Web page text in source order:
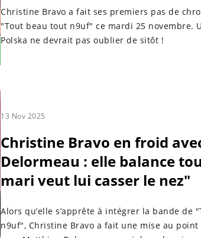
Christine Bravo a fait ses premiers pas de
"Tout beau tout n9uf" ce mardi 25 novembre.
Polska ne devrait pas oublier de sitôt !
13 Nov 2025
Christine Bravo en froid
Delormeau : elle balance
mari veut lui casser le nez"
Alors qu’elle s’apprête à intégrer la bande de
n9uf", Christine Bravo a fait une mise au